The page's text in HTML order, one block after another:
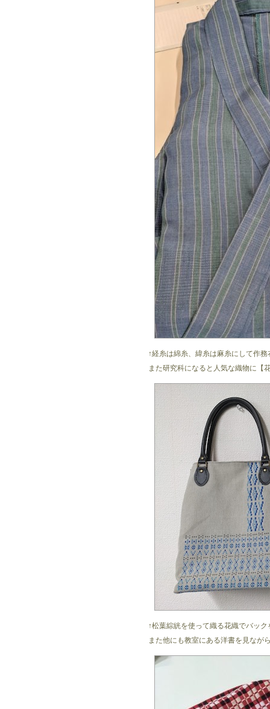
↑経糸は綿糸、緯糸は麻糸にして作
また研究科になると人気な織物に【
↑松葉綜絖を使って織る花織でバッ
また他にも教室にある洋書を見なが